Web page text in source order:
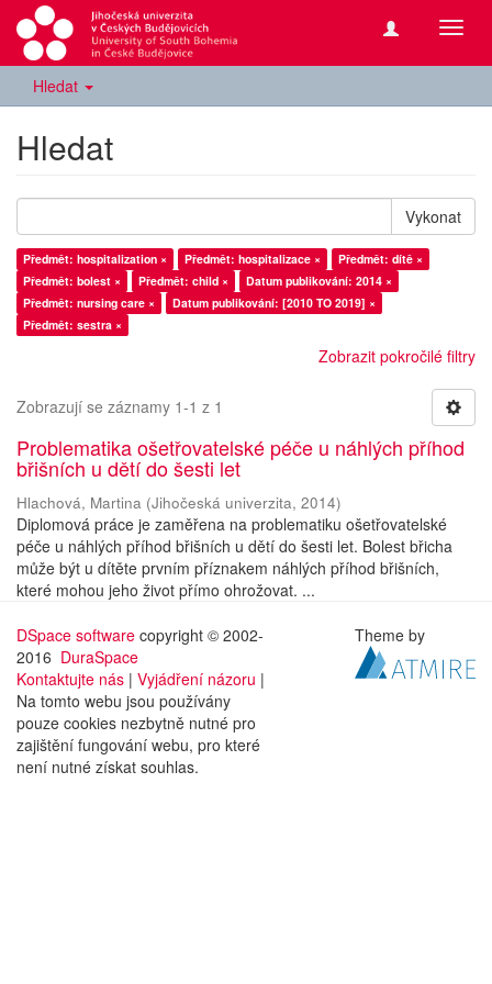
Hledat
Hledat
Vykonat
Předmět: hospitalization × Předmět: hospitalizace ×
Předmět: dítě ×
Předmět: bolest ×
Předmět: child ×
Datum publikování: 2014 ×
Předmět: nursing care ×
Datum publikování: [2010 TO 2019] ×
Předmět: sestra ×
Zobrazit pokročilé filtry
Zobrazují se záznamy 1-1 z 1
Problematika ošetřovatelské péče u náhlých příhod
břišních u dětí do šesti let
Hlachová, Martina (Jihočeská univerzita, 2014)
Diplomová práce je zaměřena na problematiku ošetřovatelské
péče u náhlých příhod břišních u dětí do šesti let. Bolest břicha
může být u dítěte prvním příznakem náhlých příhod břišních,
které mohou jeho život přímo ohrožovat. ...
DSpace software copyright © 2002-
2016 DuraSpace
Kontaktujte nás | Vyjádření názoru |
Na tomto webu jsou používány
pouze cookies nezbytně nutné pro
zajištění fungování webu, pro které
není nutné získat souhlas.
Theme by